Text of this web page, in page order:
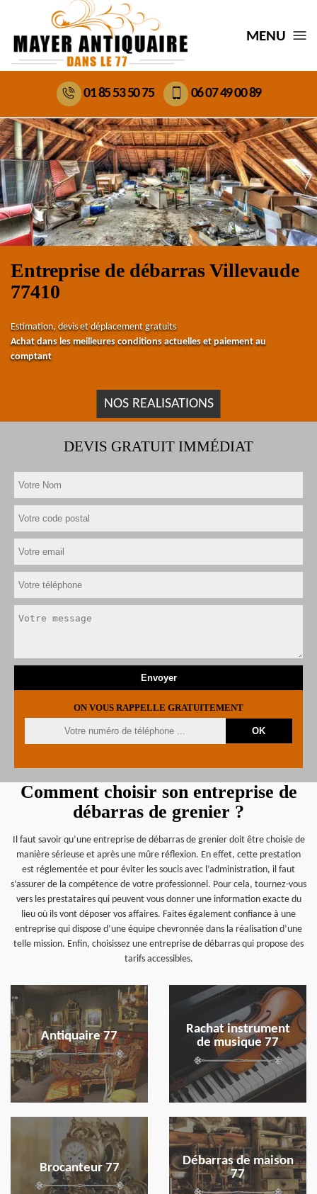
MENU
01 85 53 50 75 06 07 49 00 89
Entreprise de débarras Villevaude
77410
Estimation, devis et déplacement gratuits
Achat dans les meilleures conditions actuelles et paiement au
comptant
NOS REALISATIONS
DEVIS GRATUIT IMMÉDIAT
ON VOUS RAPPELLE GRATUITEMENT
Comment choisir son entreprise de
débarras de grenier ?
Il faut savoir qu’une entreprise de débarras de grenier doit être choisie de
manière sérieuse et après une mûre réflexion. En effet, cette prestation
est réglementée et pour éviter les soucis avec l’administration, il faut
s’assurer de la compétence de votre professionnel. Pour cela, tournez-vous
vers les prestataires qui peuvent vous donner une information exacte du
lieu où ils vont déposer vos affaires. Faites également confiance à une
entreprise qui dispose d’une équipe chevronnée dans la réalisation d’une
telle mission. Enfin, choisissez une entreprise de débarras qui propose des
tarifs accessibles.
Antiquaire 77
en savoir plus
Rachat instrument
de musique 77
en savoir plus
Brocanteur 77
en savoir plus
Débarras de maison
77
en savoir plus